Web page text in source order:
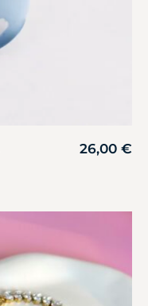
26,00 €